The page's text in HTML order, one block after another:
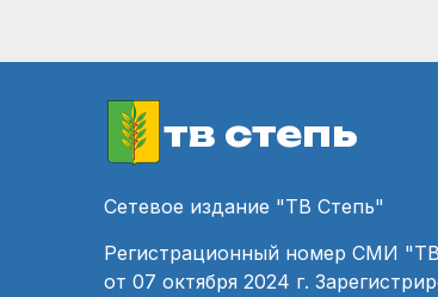
тв степь
Сетевое издание "ТВ Степь"
Регистрационный номер СМИ
от 07 октября 2024 г.